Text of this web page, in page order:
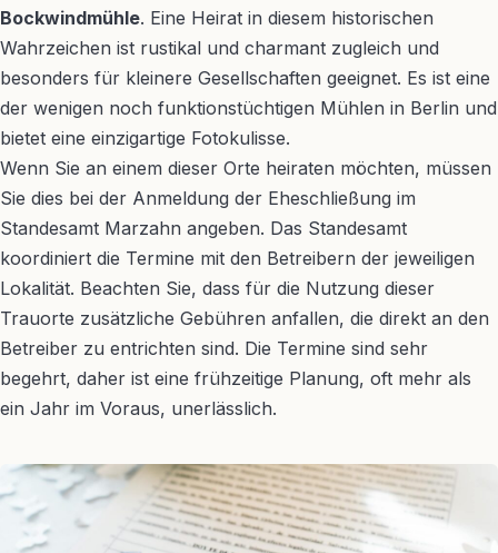
Bockwindmühle. Eine Heirat in diesem historischen
Wahrzeichen ist rustikal und charmant zugleich und
besonders für kleinere Gesellschaften geeignet. Es ist eine
der wenigen noch funktionstüchtigen Mühlen in Berlin und
bietet eine einzigartige Fotokulisse.
Wenn Sie an einem dieser Orte heiraten möchten, müssen
Sie dies bei der Anmeldung der Eheschließung im
Standesamt Marzahn angeben. Das Standesamt
koordiniert die Termine mit den Betreibern der jeweiligen
Lokalität. Beachten Sie, dass für die Nutzung dieser
Trauorte zusätzliche Gebühren anfallen, die direkt an den
Betreiber zu entrichten sind. Die Termine sind sehr
begehrt, daher ist eine frühzeitige Planung, oft mehr als
ein Jahr im Voraus, unerlässlich.